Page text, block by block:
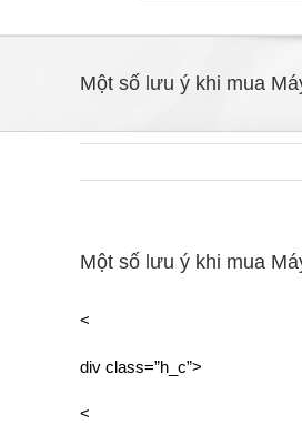
Một số lưu ý khi mua
Một số lưu ý khi mua
<
div class=”h_c”>
<